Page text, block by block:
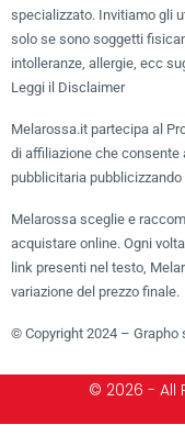
specializzato. Invitiamo gli
solo se sono soggetti
intolleranze, allergie, ecc
Leggi il Disclaimer
Melarossa.it partecipa al
di affiliazione che
pubblicitaria
Melarossa sceglie e
acquistare online. Ogni
link presenti nel testo,
variazione del prezzo finale.
© Copyright 2024 – Grapho
© 2026 - All